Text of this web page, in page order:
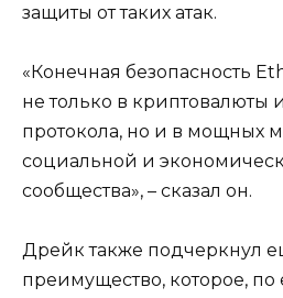
защиты от таких атак.
«Конечная безопасность
не только в криптовалюты
протокола, но и в мощных
социальной и
сообщества», – сказал он.
Дрейк также подчеркнул
преимущество, которое,